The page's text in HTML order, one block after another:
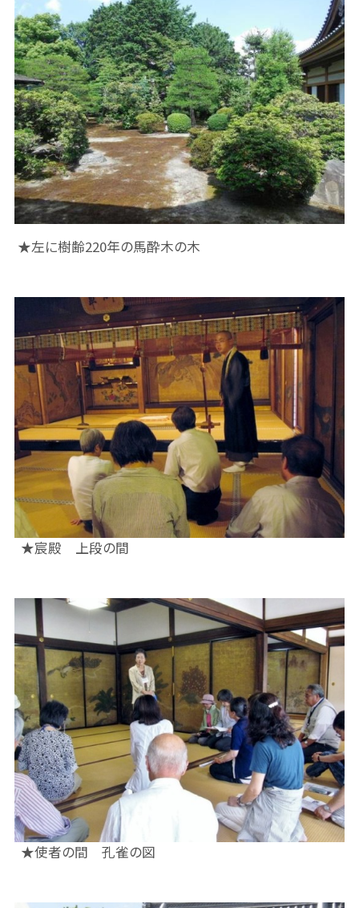
★左に樹齢220年の馬酔木の木
★宸殿 上段の間
★使者の間 孔雀の図